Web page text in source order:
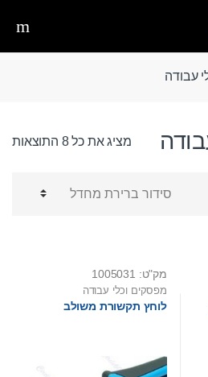
עבודה
מציג את כל 8 התוצאות
מק"ט: 1005031
מפסקים וכלי עבודה
לוחץ תקשורת משולב